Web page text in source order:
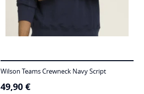
Wilson Teams Crewneck Navy Script
49,90 €